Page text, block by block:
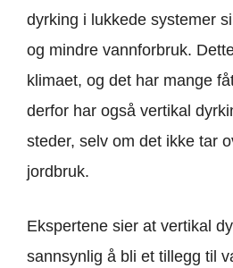
dyrking i lukkede systemer
og mindre vannforbruk.
klimaet, og det har mange
derfor har også vertikal
steder, selv om det ikke tar
jordbruk.
Ekspertene sier at vertikal
sannsynlig å bli et tillegg til